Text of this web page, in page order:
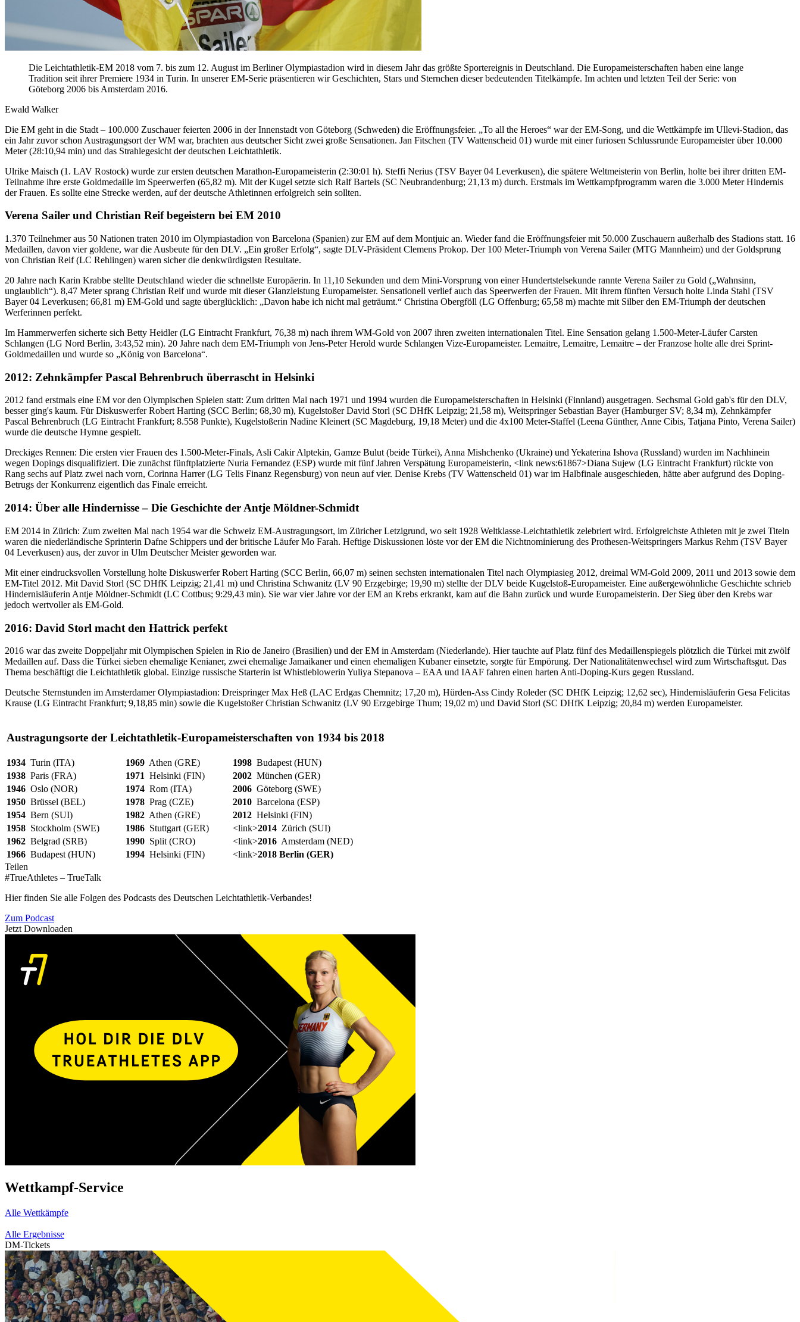
Die Leichtathletik-EM 2018 vom 7. bis zum 12. August im Berliner Olympiastadion wird in diesem Jahr das größte Sportereignis in Deutschland. Die Europameisterschaften haben eine lange
Tradition seit ihrer Premiere 1934 in Turin. In unserer EM-Serie präsentieren wir Geschichten, Stars und Sternchen dieser bedeutenden Titelkämpfe. Im achten und letzten Teil der Serie: von
Göteborg 2006 bis Amsterdam 2016.
Ewald Walker
Die EM geht in die Stadt – 100.000 Zuschauer feierten 2006 in der Innenstadt von Göteborg (Schweden) die Eröffnungsfeier. „To all the Heroes“ war der EM-Song, und die Wettkämpfe im Ullevi-Stadion, das
ein Jahr zuvor schon Austragungsort der WM war, brachten aus deutscher Sicht zwei große Sensationen. Jan Fitschen (TV Wattenscheid 01) wurde mit einer furiosen Schlussrunde Europameister über 10.000
Meter (28:10,94 min) und das Strahlegesicht der deutschen Leichtathletik.
Ulrike Maisch (1. LAV Rostock) wurde zur ersten deutschen Marathon-Europameisterin (2:30:01 h). Steffi Nerius (TSV Bayer 04 Leverkusen), die spätere Weltmeisterin von Berlin, holte bei ihrer dritten EM-
Teilnahme ihre erste Goldmedaille im Speerwerfen (65,82 m). Mit der Kugel setzte sich Ralf Bartels (SC Neubrandenburg; 21,13 m) durch. Erstmals im Wettkampfprogramm waren die 3.000 Meter Hindernis
der Frauen. Es sollte eine Strecke werden, auf der deutsche Athletinnen erfolgreich sein sollten.
Verena Sailer und Christian Reif begeistern bei EM 2010
1.370 Teilnehmer aus 50 Nationen traten 2010 im Olympiastadion von Barcelona (Spanien) zur EM auf dem Montjuic an. Wieder fand die Eröffnungsfeier mit 50.000 Zuschauern außerhalb des Stadions statt. 16
Medaillen, davon vier goldene, war die Ausbeute für den DLV. „Ein großer Erfolg“, sagte DLV-Präsident Clemens Prokop. Der 100 Meter-Triumph von Verena Sailer (MTG Mannheim) und der Goldsprung
von Christian Reif (LC Rehlingen) waren sicher die denkwürdigsten Resultate.
20 Jahre nach Karin Krabbe stellte Deutschland wieder die schnellste Europäerin. In 11,10 Sekunden und dem Mini-Vorsprung von einer Hundertstelsekunde rannte Verena Sailer zu Gold („Wahnsinn,
unglaublich“). 8,47 Meter sprang Christian Reif und wurde mit dieser Glanzleistung Europameister. Sensationell verlief auch das Speerwerfen der Frauen. Mit ihrem fünften Versuch holte Linda Stahl (TSV
Bayer 04 Leverkusen; 66,81 m) EM-Gold und sagte überglücklich: „Davon habe ich nicht mal geträumt.“ Christina Obergföll (LG Offenburg; 65,58 m) machte mit Silber den EM-Triumph der deutschen
Werferinnen perfekt.
Im Hammerwerfen sicherte sich Betty Heidler (LG Eintracht Frankfurt, 76,38 m) nach ihrem WM-Gold von 2007 ihren zweiten internationalen Titel. Eine Sensation gelang 1.500-Meter-Läufer Carsten
Schlangen (LG Nord Berlin, 3:43,52 min). 20 Jahre nach dem EM-Triumph von Jens-Peter Herold wurde Schlangen Vize-Europameister. Lemaitre, Lemaitre, Lemaitre – der Franzose holte alle drei Sprint-
Goldmedaillen und wurde so „König von Barcelona“.
2012: Zehnkämpfer Pascal Behrenbruch überrascht in Helsinki
2012 fand erstmals eine EM vor den Olympischen Spielen statt: Zum dritten Mal nach 1971 und 1994 wurden die Europameisterschaften in Helsinki (Finnland) ausgetragen. Sechsmal Gold gab's für den DLV,
besser ging's kaum. Für Diskuswerfer Robert Harting (SCC Berlin; 68,30 m), Kugelstoßer David Storl (SC DHfK Leipzig; 21,58 m), Weitspringer Sebastian Bayer (Hamburger SV; 8,34 m), Zehnkämpfer
Pascal Behrenbruch (LG Eintracht Frankfurt; 8.558 Punkte), Kugelstoßerin Nadine Kleinert (SC Magdeburg, 19,18 Meter) und die 4x100 Meter-Staffel (Leena Günther, Anne Cibis, Tatjana Pinto, Verena Sailer)
wurde die deutsche Hymne gespielt.
Dreckiges Rennen: Die ersten vier Frauen des 1.500-Meter-Finals, Asli Cakir Alptekin, Gamze Bulut (beide Türkei), Anna Mishchenko (Ukraine) und Yekaterina Ishova (Russland) wurden im Nachhinein
wegen Dopings disqualifiziert. Die zunächst fünftplatzierte Nuria Fernandez (ESP) wurde mit fünf Jahren Verspätung Europameisterin, <link news:61867>Diana Sujew (LG Eintracht Frankfurt) rückte von
Rang sechs auf Platz zwei nach vorn, Corinna Harrer (LG Telis Finanz Regensburg) von neun auf vier. Denise Krebs (TV Wattenscheid 01) war im Halbfinale ausgeschieden, hätte aber aufgrund des Doping-
Betrugs der Konkurrenz eigentlich das Finale erreicht.
2014: Über alle Hindernisse – Die Geschichte der Antje Möldner-Schmidt
EM 2014 in Zürich: Zum zweiten Mal nach 1954 war die Schweiz EM-Austragungsort, im Züricher Letzigrund, wo seit 1928 Weltklasse-Leichtathletik zelebriert wird. Erfolgreichste Athleten mit je zwei Titeln
waren die niederländische Sprinterin Dafne Schippers und der britische Läufer Mo Farah. Heftige Diskussionen löste vor der EM die Nichtnominierung des Prothesen-Weitspringers Markus Rehm (TSV Bayer
04 Leverkusen) aus, der zuvor in Ulm Deutscher Meister geworden war.
Mit einer eindrucksvollen Vorstellung holte Diskuswerfer Robert Harting (SCC Berlin, 66,07 m) seinen sechsten internationalen Titel nach Olympiasieg 2012, dreimal WM-Gold 2009, 2011 und 2013 sowie dem
EM-Titel 2012. Mit David Storl (SC DHfK Leipzig; 21,41 m) und Christina Schwanitz (LV 90 Erzgebirge; 19,90 m) stellte der DLV beide Kugelstoß-Europameister. Eine außergewöhnliche Geschichte schrieb
Hindernisläuferin Antje Möldner-Schmidt (LC Cottbus; 9:29,43 min). Sie war vier Jahre vor der EM an Krebs erkrankt, kam auf die Bahn zurück und wurde Europameisterin. Der Sieg über den Krebs war
jedoch wertvoller als EM-Gold.
2016: David Storl macht den Hattrick perfekt
2016 war das zweite Doppeljahr mit Olympischen Spielen in Rio de Janeiro (Brasilien) und der EM in Amsterdam (Niederlande). Hier tauchte auf Platz fünf des Medaillenspiegels plötzlich die Türkei mit zwölf
Medaillen auf. Dass die Türkei sieben ehemalige Kenianer, zwei ehemalige Jamaikaner und einen ehemaligen Kubaner einsetzte, sorgte für Empörung. Der Nationalitätenwechsel wird zum Wirtschaftsgut. Das
Thema beschäftigt die Leichtathletik global. Einzige russische Starterin ist Whistleblowerin Yuliya Stepanova – EAA und IAAF fahren einen harten Anti-Doping-Kurs gegen Russland.
Deutsche Sternstunden im Amsterdamer Olympiastadion: Dreispringer Max Heß (LAC Erdgas Chemnitz; 17,20 m), Hürden-Ass Cindy Roleder (SC DHfK Leipzig; 12,62 sec), Hindernisläuferin Gesa Felicitas
Krause (LG Eintracht Frankfurt; 9,18,85 min) sowie die Kugelstoßer Christian Schwanitz (LV 90 Erzgebirge Thum; 19,02 m) und David Storl (SC DHfK Leipzig; 20,84 m) werden Europameister.
Austragungsorte der Leichtathletik-Europameisterschaften von 1934 bis 2018
1934 Turin (ITA) 1969 Athen (GRE) 1998 Budapest (HUN)
1938 Paris (FRA) 1971 Helsinki (FIN) 2002 München (GER)
1946 Oslo (NOR) 1974 Rom (ITA) 2006 Göteborg (SWE)
1950 Brüssel (BEL) 1978 Prag (CZE) 2010 Barcelona (ESP)
1954 Bern (SUI) 1982 Athen (GRE) 2012 Helsinki (FIN)
1958 Stockholm (SWE) 1986 Stuttgart (GER) <link>2014 Zürich (SUI)
1962 Belgrad (SRB) 1990 Split (CRO) <link>2016 Amsterdam (NED)
1966 Budapest (HUN) 1994 Helsinki (FIN) <link>2018 Berlin (GER)
Teilen
#TrueAthletes – TrueTalk
Hier finden Sie alle Folgen des Podcasts des Deutschen Leichtathletik-Verbandes!
Zum Podcast
Jetzt Downloaden
Wettkampf-Service
Alle Wettkämpfe
Alle Ergebnisse
DM-Tickets